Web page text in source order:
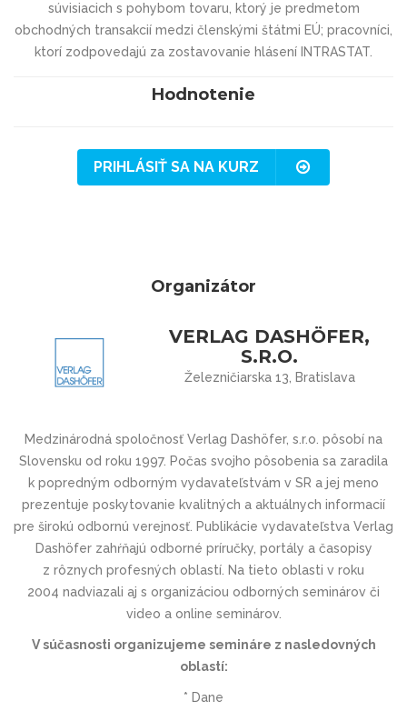
súvisiacich s pohybom tovaru, ktorý je predmetom
obchodných transakcií medzi členskými štátmi EÚ; pracovníci,
ktorí zodpovedajú za zostavovanie hlásení INTRASTAT.
Hodnotenie
PRIHLÁSIŤ SA NA KURZ
Organizátor
VERLAG DASHÖFER,
S.R.O.
Železničiarska 13, Bratislava
Medzinárodná spoločnosť Verlag Dashöfer, s.r.o. pôsobí na
Slovensku od roku 1997. Počas svojho pôsobenia sa zaradila
k popredným odborným vydavateľstvám v SR a jej meno
prezentuje poskytovanie kvalitných a aktuálnych informacií
pre širokú odbornú verejnosť. Publikácie vydavateľstva Verlag
Dashöfer zahŕňajú odborné príručky, portály a časopisy
z rôznych profesných oblastí. Na tieto oblasti v roku
2004 nadviazali aj s organizáciou odborných seminárov či
video a online seminárov.
V súčasnosti organizujeme semináre z nasledovných
oblastí:
* Dane